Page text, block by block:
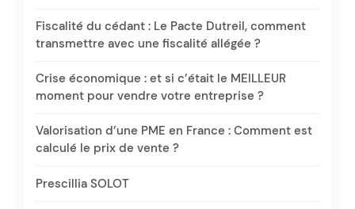
Fiscalité du cédant : Le Pacte Dutreil, comment
transmettre avec une fiscalité allégée ?
Crise économique : et si c’était le MEILLEUR
moment pour vendre votre entreprise ?
Valorisation d’une PME en France : Comment est
calculé le prix de vente ?
Prescillia SOLOT